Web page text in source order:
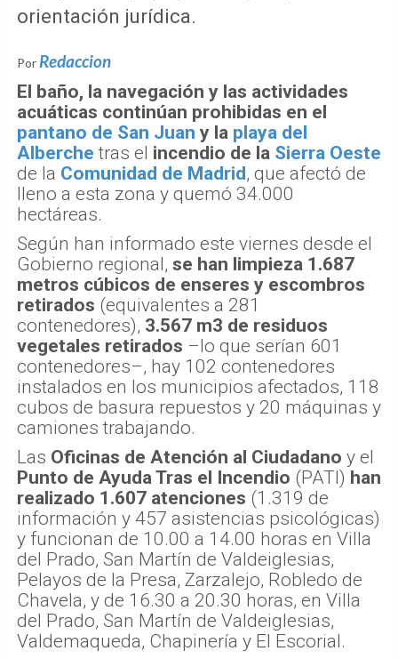
orientación jurídica.
Por Redaccion
El baño, la navegación y las actividades
acuáticas continúan prohibidas en el
pantano de San Juan y la playa del
Alberche tras el incendio de la Sierra Oeste
de la Comunidad de Madrid, que afectó de
lleno a esta zona y quemó 34.000
hectáreas.
Según han informado este viernes desde el
Gobierno regional, se han limpieza 1.687
metros cúbicos de enseres y escombros
retirados (equivalentes a 281
contenedores), 3.567 m3 de residuos
vegetales retirados –lo que serían 601
contenedores–, hay 102 contenedores
instalados en los municipios afectados, 118
cubos de basura repuestos y 20 máquinas y
camiones trabajando.
Las Oficinas de Atención al Ciudadano y el
Punto de Ayuda Tras el Incendio (PATI) han
realizado 1.607 atenciones (1.319 de
información y 457 asistencias psicológicas)
y funcionan de 10.00 a 14.00 horas en Villa
del Prado, San Martín de Valdeiglesias,
Pelayos de la Presa, Zarzalejo, Robledo de
Chavela, y de 16.30 a 20.30 horas, en Villa
del Prado, San Martín de Valdeiglesias,
Valdemaqueda, Chapinería y El Escorial.